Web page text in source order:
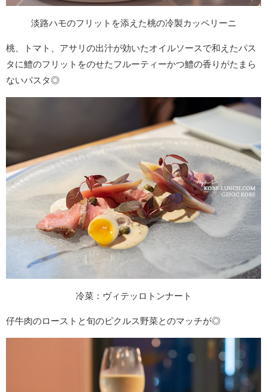
淡路ハモのフリットを添えた桃の冷製カッペリーニ
桃、トマト、アサリの出汁が効いたオイルソースで和えたパス
タに鱧のフリットをのせたフルーティーかつ鱧の香りがたまら
ないパスタ◎
冷菜：ヴィテッロトンナート
仔牛肉のローストと旬のピクルス野菜とのマッチが◎